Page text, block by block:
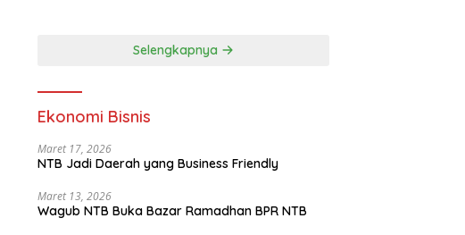
Selengkapnya
Ekonomi Bisnis
Maret 17, 2026
NTB Jadi Daerah yang Business Friendly
Maret 13, 2026
Wagub NTB Buka Bazar Ramadhan BPR NTB